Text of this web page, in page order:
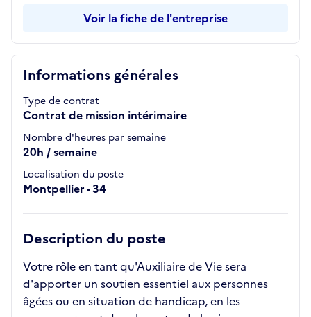
Informations générales
Type de contrat
Contrat de mission intérimaire
Nombre d'heures par semaine
20h / semaine
Localisation du poste
Montpellier - 34
Description du poste
Votre rôle en tant qu'Auxiliaire de Vie sera
d'apporter un soutien essentiel aux personnes
âgées ou en situation de handicap, en les
Voir la fiche de l'entreprise